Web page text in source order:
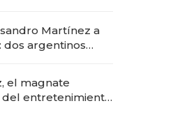
Martínez a
dos argentinos
el magnate
entretenimiento